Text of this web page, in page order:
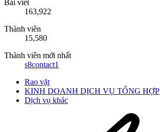
Bài viết
163,922
Thành viên
15,580
Thành viên mới nhất
s8contact1
Rao vặt
KINH DOANH DỊCH VỤ TỔNG HỢP
Dịch vụ khác